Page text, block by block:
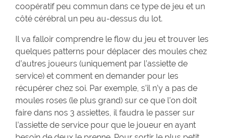
coopératif peu commun dans ce type de jeu et un
côté cérébral un peu au-dessus du lot.
Il va falloir comprendre le flow du jeu et trouver les
quelques patterns pour déplacer des moules chez
d’autres joueurs (uniquement par l’assiette de
service) et comment en demander pour les
récupérer chez soi. Par exemple, s’il n’y a pas de
moules roses (le plus grand) sur ce que l’on doit
faire dans nos 3 assiettes, il faudra le passer sur
l’assiette de service pour que le joueur en ayant